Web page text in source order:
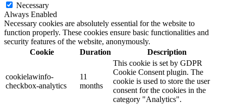
Necessary
Always Enabled
Necessary cookies are absolutely essential for the website to
function properly. These cookies ensure basic functionalities and
security features of the website, anonymously.
Cookie
Duration Description
cookielawinfo-
checkbox-analytics
11
months
This cookie is set by GDPR
Cookie Consent plugin. The
cookie is used to store the user
consent for the cookies in the
category "Analytics".